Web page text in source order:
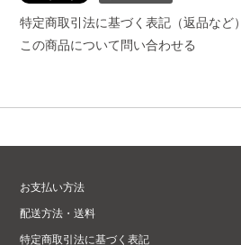
特定商取引法に基づく表記（返品など）
この商品について問い合わせる
お支払い方法
配送方法・送料
特定商取引法に基づく表記